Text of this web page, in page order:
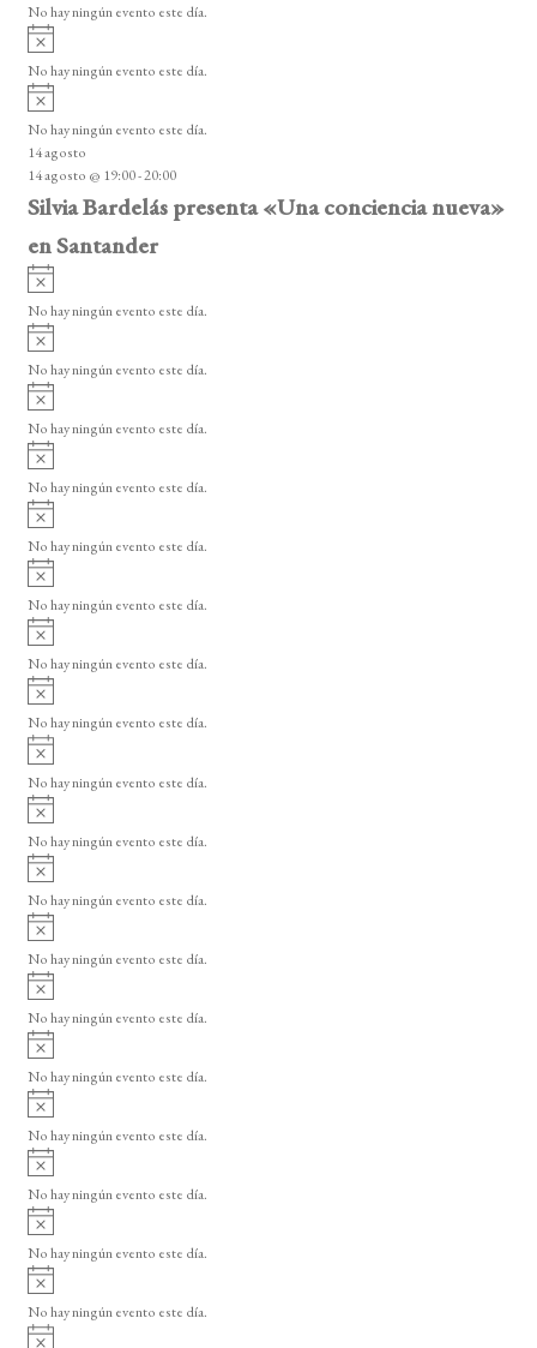
o
i
o
No hay ningún evento este día.
A
v
i
o
No hay ningún evento este día.
A
v
i
s
o
No hay ningún evento este día.
14 agosto
14 agosto @ 19:00-20:00
Silvia Bardelás presenta «Una conciencia nueva»
en Santander
A
v
i
o
No hay ningún evento este día.
A
v
i
o
No hay ningún evento este día.
A
v
i
o
No hay ningún evento este día.
A
v
i
o
No hay ningún evento este día.
A
v
i
o
No hay ningún evento este día.
A
v
i
o
No hay ningún evento este día.
A
v
i
o
No hay ningún evento este día.
A
v
i
o
No hay ningún evento este día.
A
v
i
o
No hay ningún evento este día.
A
v
i
o
No hay ningún evento este día.
A
v
i
o
No hay ningún evento este día.
A
v
i
o
No hay ningún evento este día.
A
v
i
o
No hay ningún evento este día.
A
v
i
o
No hay ningún evento este día.
A
v
i
o
No hay ningún evento este día.
A
v
i
o
No hay ningún evento este día.
A
v
i
o
No hay ningún evento este día.
A
v
i
No hay ningún evento este día.
A